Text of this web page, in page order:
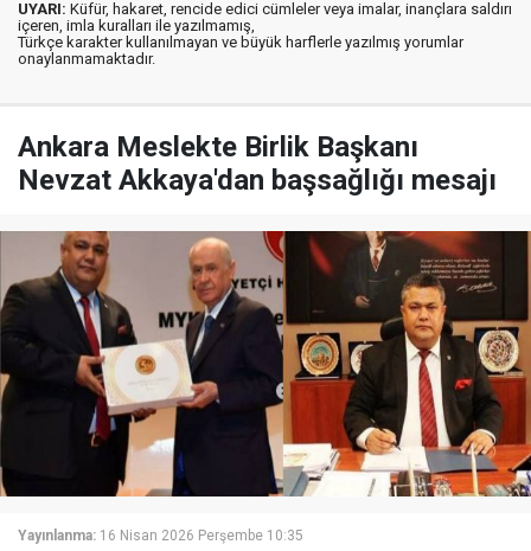
UYARI: Küfür, hakaret, rencide edici cümleler veya imalar, inançlara saldırı
içeren, imla kuralları ile yazılmamış,
Türkçe karakter kullanılmayan ve büyük harflerle yazılmış yorumlar
onaylanmamaktadır.
Ankara Meslekte Birlik Başkanı
Nevzat Akkaya'dan başsağlığı mesajı
Yayınlanma: 16 Nisan 2026 Perşembe 10:35